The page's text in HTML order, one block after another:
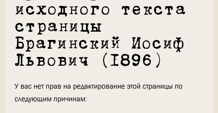
исходного текста
страницы
Брагинский Иосиф
Львович (1896)
У вас нет прав на редактирование этой страницы по
следующим причинам: